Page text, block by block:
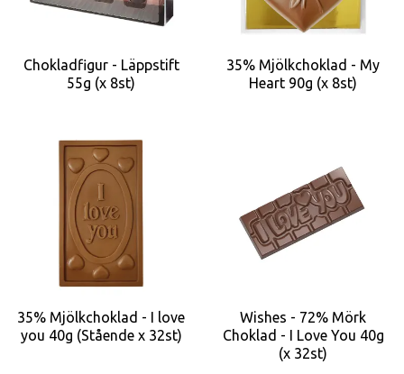
Chokladfigur - Läppstift
55g (x 8st)
35% Mjölkchoklad - My
Heart 90g (x 8st)
35% Mjölkchoklad - I love
you 40g (Stående x 32st)
Wishes - 72% Mörk
Choklad - I Love You 40g
(x 32st)